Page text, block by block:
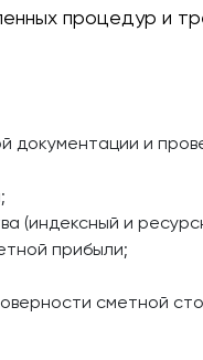
процедур и
документации и
(индексный и
прибыли;
сметной